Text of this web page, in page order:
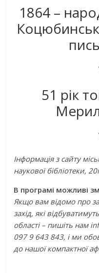
1864 –
51 рік
Інформація з сайту
наукової бібліотеки,
В програмі можливі
Якщо вам відомо про
захід, які
області – пишіть нам
097 9 643 843, і ми
до нашої компактної